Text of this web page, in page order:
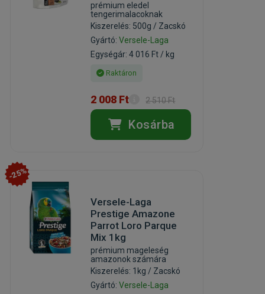
prémium eledel
tengerimalacoknak
Kiszerelés: 500g / Zacskó
Gyártó:Versele-Laga
Egységár: 4 016 Ft / kg
Raktáron
2 008 Ft 2 510 Ft
Kosárba
-25%
Versele-Laga
Prestige Amazone
Parrot Loro Parque
Mix 1kg
prémium mageleség
amazonok számára
Kiszerelés: 1kg / Zacskó
Gyártó:Versele-Laga